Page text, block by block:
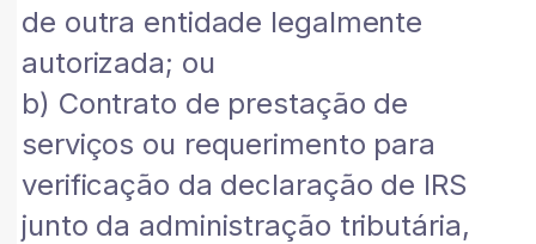
de outra entidade legalmente
autorizada; ou
b) Contrato de prestação de
serviços ou requerimento para
verificação da declaração de IRS
junto da administração tributária,